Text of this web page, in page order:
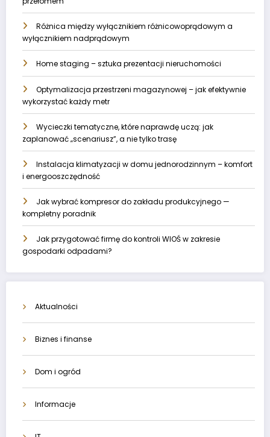
Różnica między wyłącznikiem różnicowoprądowym a
wyłącznikiem nadprądowym
Home staging – sztuka prezentacji nieruchomości
Optymalizacja przestrzeni magazynowej – jak efektywnie
wykorzystać każdy metr
Wycieczki tematyczne, które naprawdę uczą: jak
zaplanować „scenariusz”, a nie tylko trasę
Instalacja klimatyzacji w domu jednorodzinnym – komfort
i energooszczędność
Jak wybrać kompresor do zakładu produkcyjnego —
kompletny poradnik
Jak przygotować firmę do kontroli WIOŚ w zakresie
gospodarki odpadami?
Aktualności
Biznes i finanse
Dom i ogród
Informacje